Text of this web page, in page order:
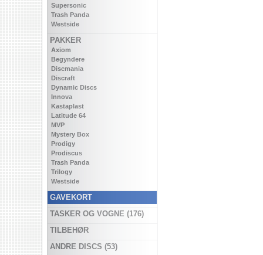
Supersonic
Trash Panda
Westside
PAKKER
Axiom
Begyndere
Discmania
Discraft
Dynamic Discs
Innova
Kastaplast
Latitude 64
MVP
Mystery Box
Prodigy
Prodiscus
Trash Panda
Trilogy
Westside
GAVEKORT
TASKER OG VOGNE (176)
TILBEHØR
ANDRE DISCS (53)